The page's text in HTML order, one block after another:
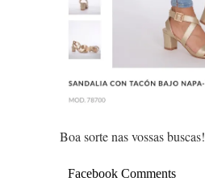
Boa sorte nas vossas buscas!
Facebook Comments